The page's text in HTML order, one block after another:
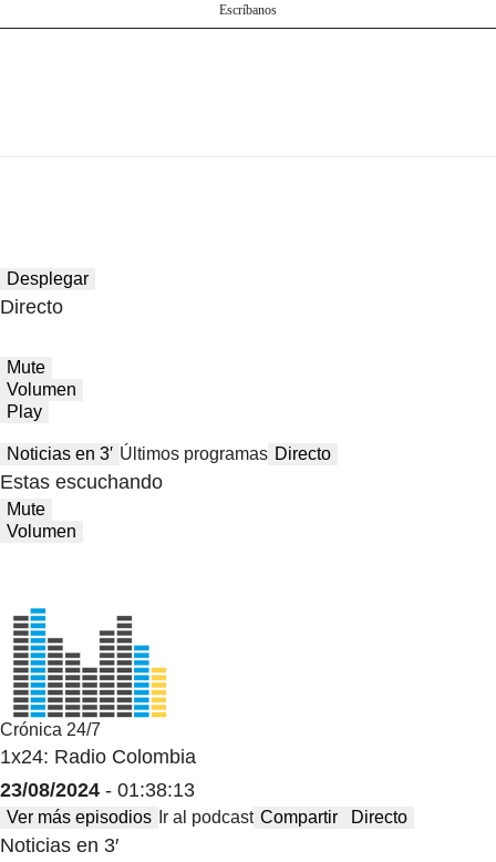
Escríbanos
Desplegar
Directo
Mute
Volumen
Play
Noticias en 3′ Últimos programas Directo
Estas escuchando
Mute
Volumen
Crónica 24/7
1x24: Radio Colombia
23/08/2024 - 01:38:13
Ver más episodios Ir al podcast Compartir Directo
Noticias en 3′